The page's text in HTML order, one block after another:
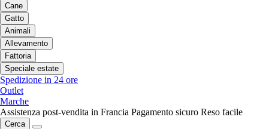
Cane
Gatto
Animali
Allevamento
Fattoria
Speciale estate
Spedizione in 24 ore
Outlet
Marche
Assistenza post-vendita in Francia Pagamento sicuro Reso facile
Cerca